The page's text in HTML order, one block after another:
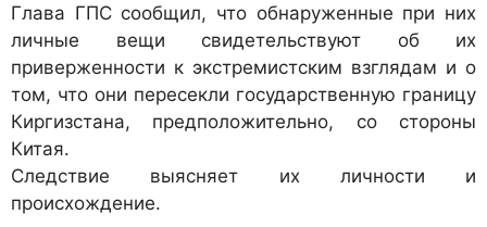
Глава ГПС сообщил, что обнаруженные при них
личные вещи свидетельствуют об их
приверженности к экстремистским взглядам и о
том, что они пересекли государственную границу
Киргизстана, предположительно, со стороны
Китая.
Следствие выясняет их личности и
происхождение.